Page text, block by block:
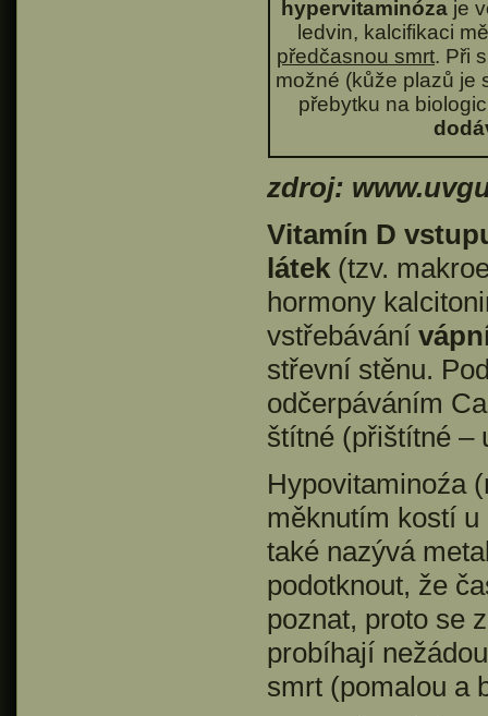
hypervitaminóza je
ledvin, kalcifikaci
předčasnou smrt. Při
možné (kůže plazů je
přebytku na
zdroj:
Vitamín D
látek(tzv.
hormony
vstřebávání
střevní stěnu.
odčerpáváním
štítné (přištítné –
Hypovitaminoźa
měknutím kostí u
také nazývá
podotknout, že
poznat, proto se
probíhají
smrt (pomalou a